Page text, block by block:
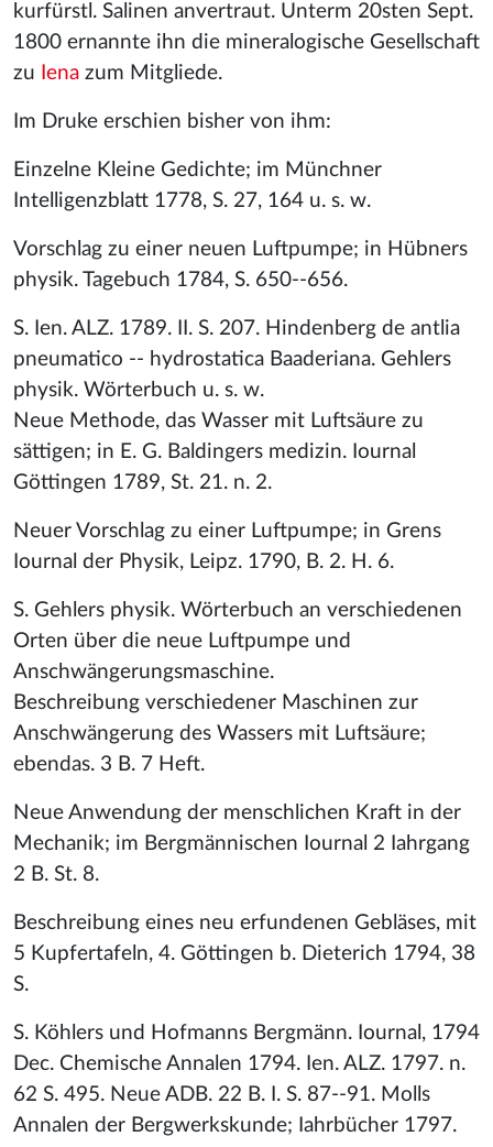
kurfürstl. Salinen anvertraut. Unterm 20sten Sept.
1800 ernannte ihn die mineralogische Gesellschaft
zu Iena zum Mitgliede.
Im Druke erschien bisher von ihm:
Einzelne Kleine Gedichte; im Münchner
Intelligenzblatt 1778, S. 27, 164 u. s. w.
Vorschlag zu einer neuen Luftpumpe; in Hübners
physik. Tagebuch 1784, S. 650--656.
S. Ien. ALZ. 1789. II. S. 207. Hindenberg de antlia
pneumatico -- hydrostatica Baaderiana. Gehlers
physik. Wörterbuch u. s. w.
Neue Methode, das Wasser mit Luftsäure zu
sättigen; in E. G. Baldingers medizin. Iournal
Göttingen 1789, St. 21. n. 2.
Neuer Vorschlag zu einer Luftpumpe; in Grens
Iournal der Physik, Leipz. 1790, B. 2. H. 6.
S. Gehlers physik. Wörterbuch an verschiedenen
Orten über die neue Luftpumpe und
Anschwängerungsmaschine.
Beschreibung verschiedener Maschinen zur
Anschwängerung des Wassers mit Luftsäure;
ebendas. 3 B. 7 Heft.
Neue Anwendung der menschlichen Kraft in der
Mechanik; im Bergmännischen Iournal 2 Iahrgang
2 B. St. 8.
Beschreibung eines neu erfundenen Gebläses, mit
5 Kupfertafeln, 4. Göttingen b. Dieterich 1794, 38
S.
S. Köhlers und Hofmanns Bergmänn. Iournal, 1794
Dec. Chemische Annalen 1794. Ien. ALZ. 1797. n.
62 S. 495. Neue ADB. 22 B. I. S. 87--91. Molls
Annalen der Bergwerkskunde; Iahrbücher 1797.